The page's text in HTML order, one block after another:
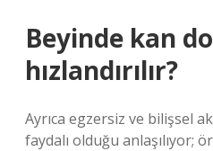
Beyinde kan
hızlandırılır?
Ayrıca egzersiz ve bilişsel
faydalı olduğu anlaşılıyor;